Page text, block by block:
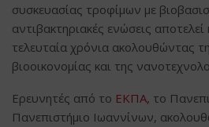
συσκευασίας τροφίμων με
αντιβακτηριακές ενώσεις
τελευταία χρόνια ακολουθώντας
βιοοικονομίας και της
Ερευνητές από το ΕΚΠΑ, το
Πανεπιστήμιο Ιωαννίνων,